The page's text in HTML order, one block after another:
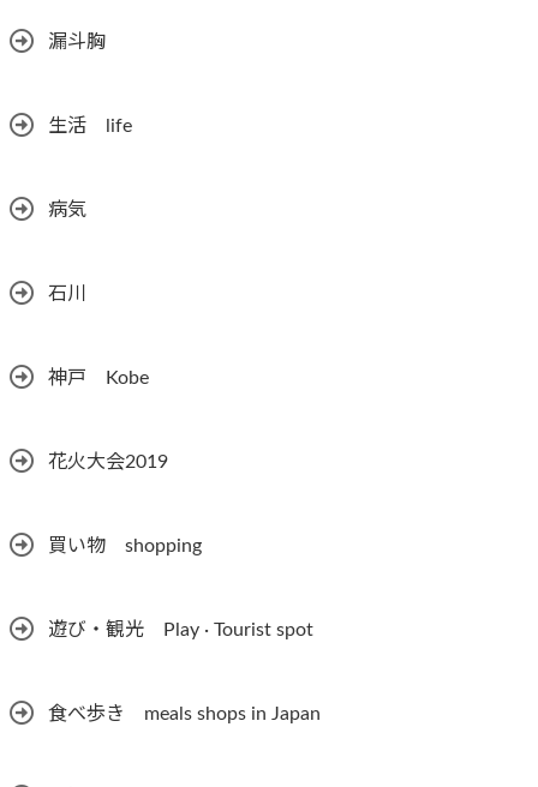
漏斗胸
生活 life
病気
石川
神戸 Kobe
花火大会2019
買い物 shopping
遊び・観光 Play · Tourist spot
食べ歩き meals shops in Japan